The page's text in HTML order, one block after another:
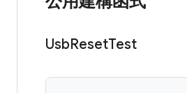
UsbResetTest